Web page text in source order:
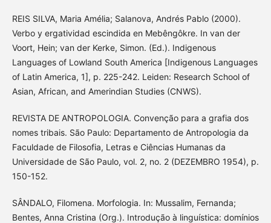
REIS SILVA, Maria Amélia; Salanova, Andrés Pablo (2000).
Verbo y ergatividad escindida en Mebêngôkre. In van der
Voort, Hein; van der Kerke, Simon. (Ed.). Indigenous
Languages of Lowland South America [Indigenous Languages
of Latin America, 1], p. 225-242. Leiden: Research School of
Asian, African, and Amerindian Studies (CNWS).
REVISTA DE ANTROPOLOGIA. Convenção para a grafia dos
nomes tribais. São Paulo: Departamento de Antropologia da
Faculdade de Filosofia, Letras e Ciências Humanas da
Universidade de São Paulo, vol. 2, no. 2 (DEZEMBRO 1954), p.
150-152.
SÂNDALO, Filomena. Morfologia. In: Mussalim, Fernanda;
Bentes, Anna Cristina (Org.). Introdução à linguística: domínios